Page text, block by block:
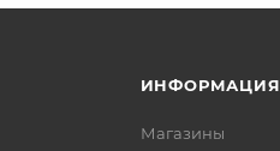
ИНФОРМАЦИЯ
Магазины